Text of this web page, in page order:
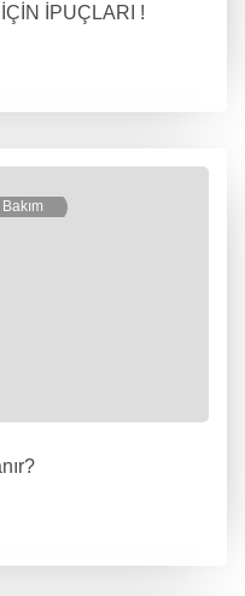
İPUÇLARI !